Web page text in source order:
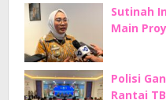
Sutinah
Main
Polisi
Rantai